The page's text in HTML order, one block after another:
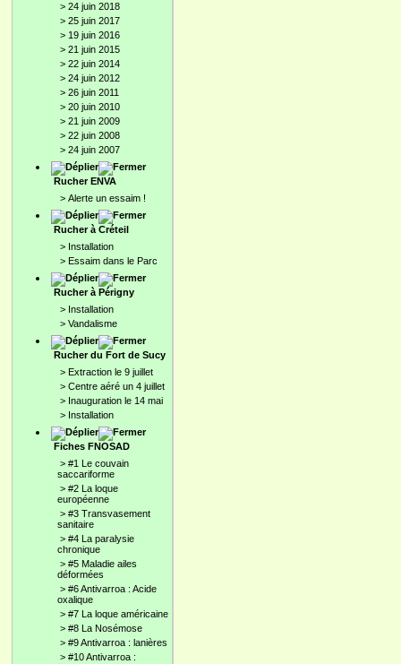
> 24 juin 2018
> 25 juin 2017
> 19 juin 2016
> 21 juin 2015
> 22 juin 2014
> 24 juin 2012
> 26 juin 2011
> 20 juin 2010
> 21 juin 2009
> 22 juin 2008
> 24 juin 2007
Rucher ENVA
> Alerte un essaim !
Rucher à Créteil
> Installation
> Essaim dans le Parc
Rucher à Périgny
> Installation
> Vandalisme
Rucher du Fort de Sucy
> Extraction le 9 juillet
> Centre aéré un 4 juillet
> Inauguration le 14 mai
> Installation
Fiches FNOSAD
> #1 Le couvain
saccariforme
> #2 La loque
européenne
> #3 Transvasement
sanitaire
> #4 La paralysie
chronique
> #5 Maladie ailes
déformées
> #6 Antivarroa : Acide
oxalique
> #7 La loque américaine
> #8 La Nosémose
> #9 Antivarroa : lanières
> #10 Antivarroa :